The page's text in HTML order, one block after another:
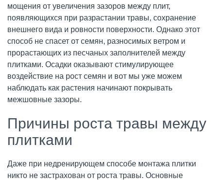
мощения от увеличения зазоров между плит,
появляющихся при разрастании травы, сохранение
внешнего вида и ровности поверхности. Однако этот
способ не спасет от семян, разносимых ветром и
прорастающих из песчаных заполнителей между
плитками. Осадки оказывают стимулирующее
воздействие на рост семян и вот мы уже можем
наблюдать как растения начинают покрывать
межшовные зазоры.
Причины роста травы между
плитками
Даже при недренирующем способе монтажа плитки
никто не застрахован от роста травы. Основные